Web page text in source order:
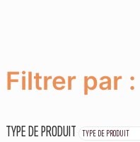
Filtrer par :
TYPE DE PRODUIT